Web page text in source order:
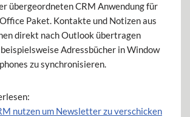
übergeordneten CRM Anwendung für
Paket. Kontakte und Notizen aus
direkt nach Outlook übertragen
Adressbücher in Window
zu synchronisieren.
nutzen um Newsletter zu verschicken